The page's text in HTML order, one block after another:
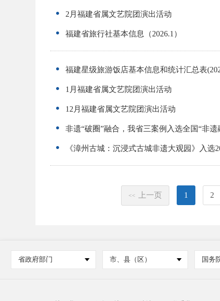
2月福建省属文艺院团演出活动
福建省旅行社基本信息（2026.1）
福建星级旅游饭店基本信息和统计汇总表
1月福建省属文艺院团演出活动
12月福建省属文艺院团演出活动
非遗“破圈”融合，我省三案例入选全国“非
《漳州古城：沉浸式古城非遗大观园》入选
<< 上一页 1 2
省政府部门 市、县（区） 国务